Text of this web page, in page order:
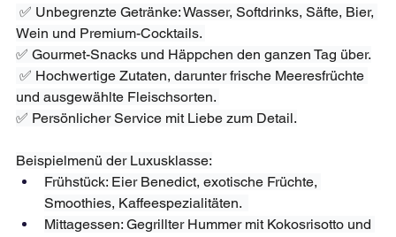
Wein und Premium-Cocktails.
✅ Gourmet-Snacks und Häppchen den ganzen Tag über.
und ausgewählte Fleischsorten.
✅ Persönlicher Service mit Liebe zum Detail.
Beispielmenü der Luxusklasse:
Frühstück: Eier Benedict, exotische Früchte,
Smoothies, Kaffeespezialitäten.
Mittagessen: Gegrillter Hummer mit Kokosrisotto und